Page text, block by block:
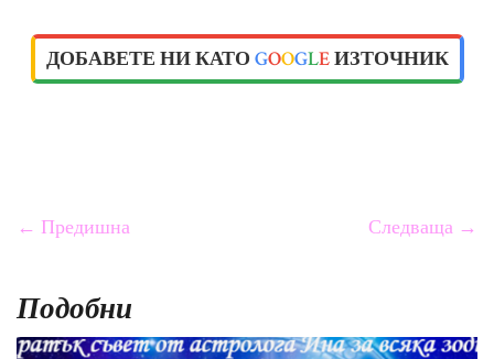
ДОБАВЕТЕ НИ КАТО GOOGLEИЗТОЧНИК
← Предишна Следваща →
Подобни